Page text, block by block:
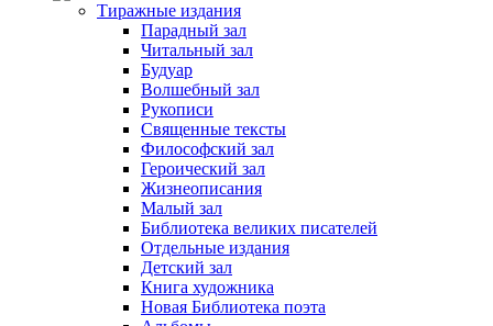
Тиражные издания
Парадный зал
Читальный зал
Будуар
Волшебный зал
Рукописи
Священные тексты
Философский зал
Героический зал
Жизнеописания
Малый зал
Библиотека великих писателей
Отдельные издания
Детский зал
Книга художника
Новая Библиотека поэта